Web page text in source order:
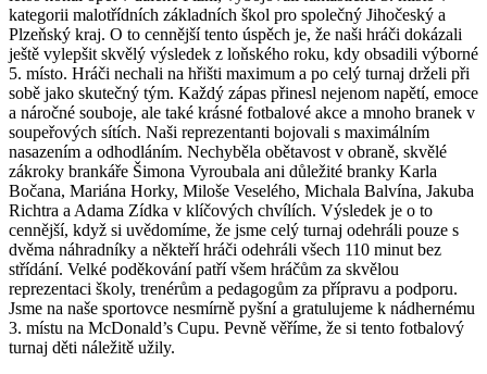
kategorii malotřídních základních škol pro společný Jihočeský a
Plzeňský kraj. O to cennější tento úspěch je, že naši hráči dokázali
ještě vylepšit skvělý výsledek z loňského roku, kdy obsadili výborné
5. místo. Hráči nechali na hřišti maximum a po celý turnaj drželi při
sobě jako skutečný tým. Každý zápas přinesl nejenom napětí, emoce
a náročné souboje, ale také krásné fotbalové akce a mnoho branek v
soupeřových sítích. Naši reprezentanti bojovali s maximálním
nasazením a odhodláním. Nechyběla obětavost v obraně, skvělé
zákroky brankáře Šimona Vyroubala ani důležité branky Karla
Bočana, Mariána Horky, Miloše Veselého, Michala Balvína, Jakuba
Richtra a Adama Zídka v klíčových chvílích. Výsledek je o to
cennější, když si uvědomíme, že jsme celý turnaj odehráli pouze s
dvěma náhradníky a někteří hráči odehráli všech 110 minut bez
střídání. Velké poděkování patří všem hráčům za skvělou
reprezentaci školy, trenérům a pedagogům za přípravu a podporu.
Jsme na naše sportovce nesmírně pyšní a gratulujeme k nádhernému
3. místu na McDonald’s Cupu. Pevně věříme, že si tento fotbalový
turnaj děti náležitě užily.